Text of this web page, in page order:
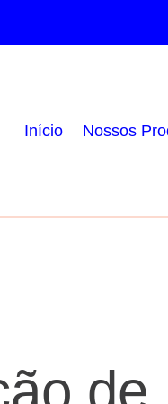
Início Nossos
de